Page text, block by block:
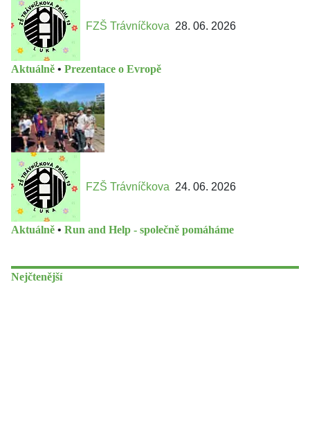
FZŠ Trávníčkova 28. 06. 2026
Aktuálně • Prezentace o Evropě
FZŠ Trávníčkova 24. 06. 2026
Aktuálně • Run and Help - společně pomáháme
Nejčtenější